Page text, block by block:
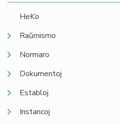
HeKo
Raŭmismo
Normaro
Dokumentoj
Establoj
Instancoj